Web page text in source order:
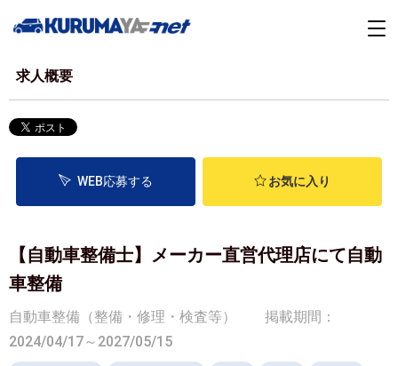
求人概要
WEB応募する お気に入り
【自動車整備士】メーカー直営代理店にて自動
車整備
自動車整備（整備・修理・検査等）
掲載期間：
2024/04/17～2027/05/15